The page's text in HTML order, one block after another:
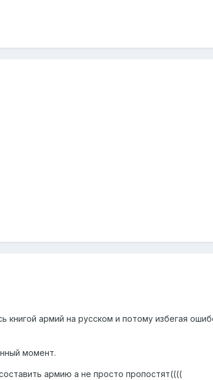
книгой армий на русском и потому избегая
момент.
армию а не просто пропостят((((